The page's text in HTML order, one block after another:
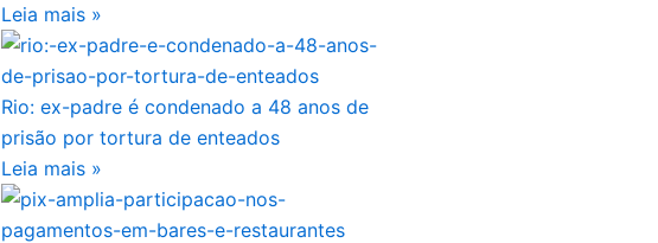
Leia mais »
Rio: ex-padre é condenado a 48 anos de
prisão por tortura de enteados
Leia mais »